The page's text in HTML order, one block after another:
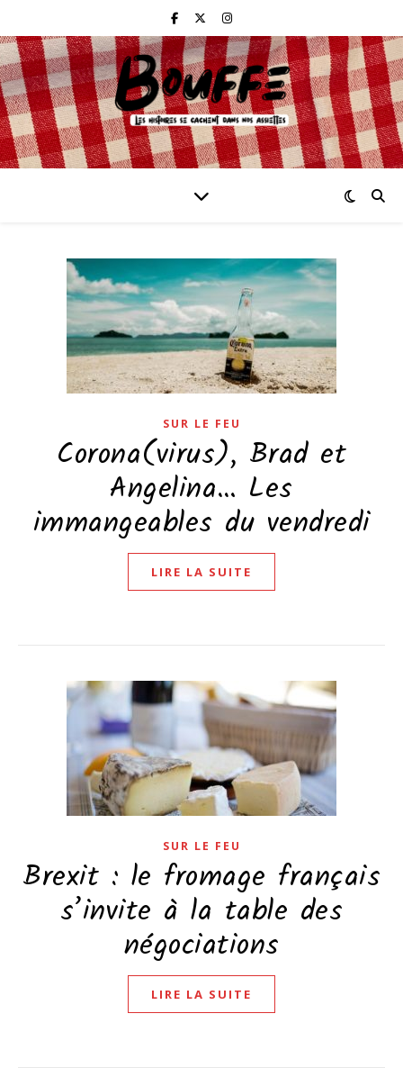
SUR LE FEU
Corona(virus), Brad et
Angelina… Les
immangeables du vendredi
LIRE LA SUITE
SUR LE FEU
Brexit : le fromage français
s’invite à la table des
négociations
LIRE LA SUITE